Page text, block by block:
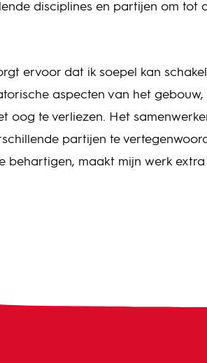
disciplines en partijen om tot
ervoor dat ik soepel kan
aspecten van het gebouw,
oog te verliezen. Het
partijen te
behartigen, maakt mijn werk